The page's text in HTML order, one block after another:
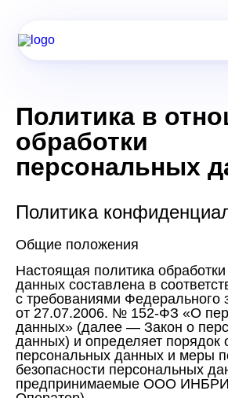
Политика в
обработки
персональных
Политика
Общие положения
Настоящая политика
данных составлена в
с требованиями Федерального
от 27.07.2006. № 152-ФЗ «О
данных» (далее — Закон о
данных) и определяет порядок
персональных данных и меры
безопасности персональных
предпринимаемые ООО